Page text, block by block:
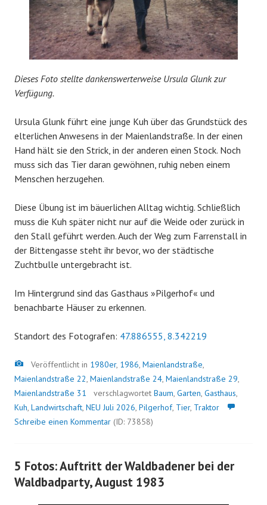
Dieses Foto stellte dankenswerterweise Ursula Glunk zur
Verfügung.
Ursula Glunk führt eine junge Kuh über das Grundstück des
elterlichen Anwesens in der Maienlandstraße. In der einen
Hand hält sie den Strick, in der anderen einen Stock. Noch
muss sich das Tier daran gewöhnen, ruhig neben einem
Menschen herzugehen.
Diese Übung ist im bäuerlichen Alltag wichtig. Schließlich
muss die Kuh später nicht nur auf die Weide oder zurück in
den Stall geführt werden. Auch der Weg zum Farrenstall in
der Bittengasse steht ihr bevor, wo der städtische
Zuchtbulle untergebracht ist.
Im Hintergrund sind das Gasthaus »Pilgerhof« und
benachbarte Häuser zu erkennen.
Standort des Fotografen: 47.886555, 8.342219
Bild
Veröffentlicht in 1980er, 1986, Maienlandstraße,
Maienlandstraße 22, Maienlandstraße 24, Maienlandstraße 29,
Maienlandstraße 31
verschlagwortet Baum, Garten, Gasthaus,
Kuh, Landwirtschaft, NEU Juli 2026, Pilgerhof, Tier, Traktor
Schreibe einen Kommentar (ID: 73858)
5 Fotos: Auftritt der Waldbadener bei der
Waldbadparty, August 1983